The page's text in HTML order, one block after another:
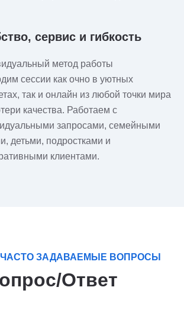
сервис и гибкость
метод работы
сессии как очно в уютных
так и онлайн из любой точки мира
качества. Работаем с
запросами, семейными
детьми, подростками и
клиентами.
ЗАДАВАЕМЫЕ ВОПРОСЫ
Ответ